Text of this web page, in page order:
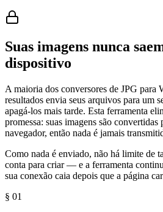
Suas imagens nunca
dispositivo
A maioria dos conversores de JPG para
resultados envia seus arquivos para um
apagá-los mais tarde. Esta ferramenta
promessa: suas imagens são
navegador, então nada é jamais
Como nada é enviado, não há limite de
conta para criar — e a ferramenta
sua conexão caia depois que a página
§ 01